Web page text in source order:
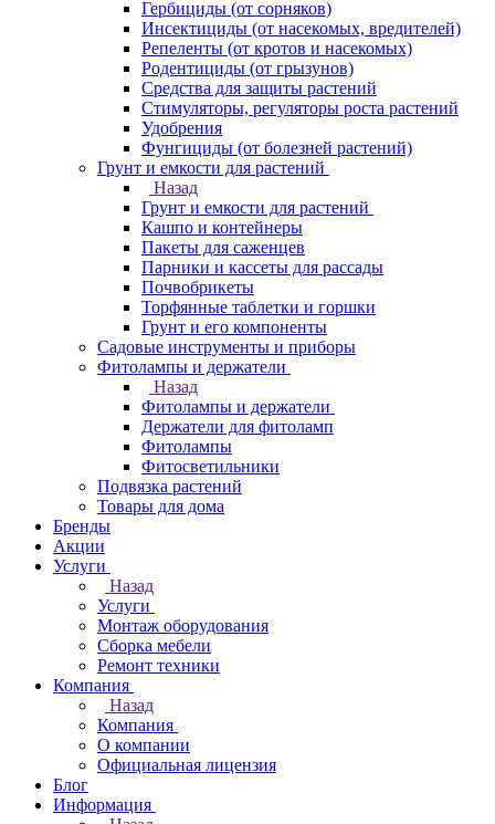
Гербициды (от сорняков)
Инсектициды (от насекомых, вредителей)
Репеленты (от кротов и насекомых)
Родентициды (от грызунов)
Средства для защиты растений
Стимуляторы, регуляторы роста растений
Удобрения
Фунгициды (от болезней растений)
Грунт и емкости для растений
Назад
Грунт и емкости для растений
Кашпо и контейнеры
Пакеты для саженцев
Парники и кассеты для рассады
Почвобрикеты
Торфянные таблетки и горшки
Грунт и его компоненты
Садовые инструменты и приборы
Фитолампы и держатели
Назад
Фитолампы и держатели
Держатели для фитоламп
Фитолампы
Фитосветильники
Подвязка растений
Товары для дома
Бренды
Акции
Услуги
Назад
Услуги
Монтаж оборудования
Сборка мебели
Ремонт техники
Компания
Назад
Компания
О компании
Официальная лицензия
Блог
Информация